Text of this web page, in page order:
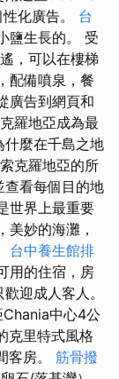
化廣告。 台
鹽生長的。 受
，可以在樓梯
配備噴泉，餐
廣告到網頁和
羅地亞成為最
什麼在千島之地
克羅地亞的所
查看每個目的地
世界上最重要
美妙的海灘，
台中養生館排
用的住宿，房
迎成人客人。
Chania中心4公
克里特式風格
客房。 筋骨撥